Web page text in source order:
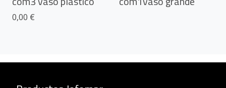
0,00 €